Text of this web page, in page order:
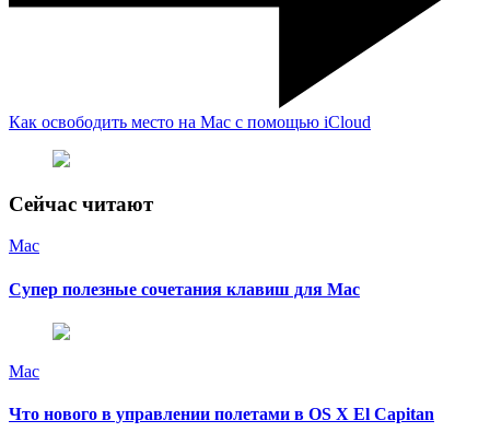
Как освободить место на Mac с помощью iCloud
Сейчас читают
Mac
Супер полезные сочетания клавиш для Mac
Mac
Что нового в управлении полетами в OS X El Capitan